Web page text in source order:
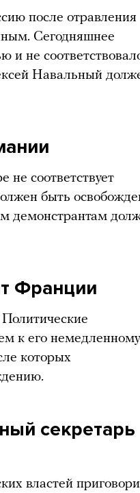
после отравления
Сегодняшнее
и не
Навальный
соответствует
быть
демонстрантам
Франции
к его немедленному
которых
секретарь
властей